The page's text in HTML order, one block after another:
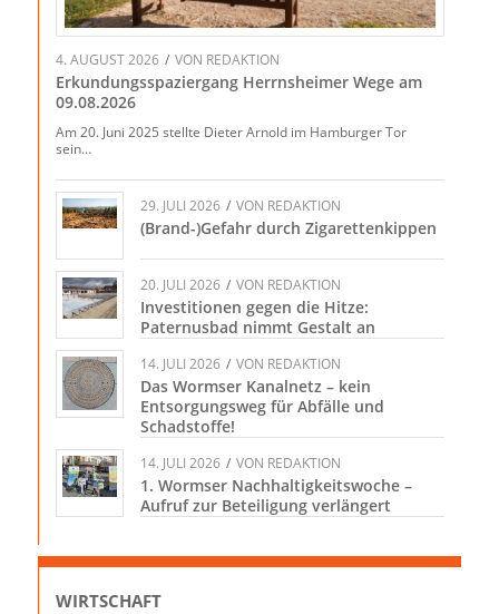
4. AUGUST 2026 / VON REDAKTION
Erkundungsspaziergang Herrnsheimer Wege am
09.08.2026
Am 20. Juni 2025 stellte Dieter Arnold im Hamburger Tor
sein…
29. JULI 2026 / VON REDAKTION
(Brand-)Gefahr durch Zigarettenkippen
20. JULI 2026 / VON REDAKTION
Investitionen gegen die Hitze:
Paternusbad nimmt Gestalt an
14. JULI 2026 / VON REDAKTION
Das Wormser Kanalnetz – kein
Entsorgungsweg für Abfälle und
Schadstoffe!
14. JULI 2026 / VON REDAKTION
1. Wormser Nachhaltigkeitswoche –
Aufruf zur Beteiligung verlängert
WIRTSCHAFT